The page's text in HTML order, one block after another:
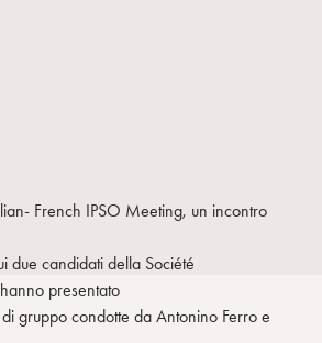
French IPSO Meeting, un incontro
due candidati della Société
presentato
gruppo condotte da Antonino Ferro e